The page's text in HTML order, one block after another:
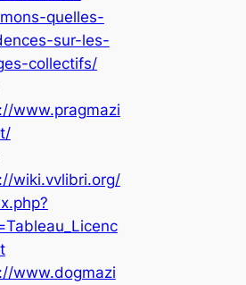
quelles-
sur-les-
collectifs/
www.pragmazi
wiki.vvlibri.org/
www.dogmazi